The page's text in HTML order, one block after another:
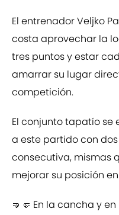
El entrenador Veljko
costa aprovechar la
tres puntos y estar
amarrar su lugar
competición.
El conjunto tapatío
a este partido con
consecutiva, mismas
mejorar su posición
🤜🤛 En la cancha y en